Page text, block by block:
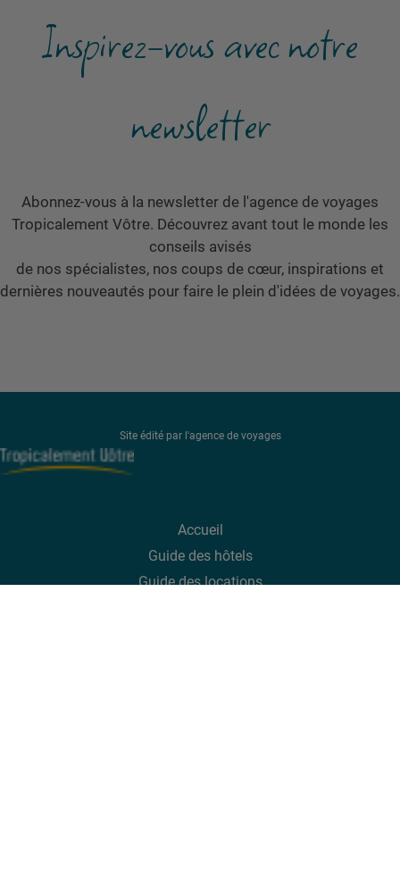
Inspirez-vous avec notre
newsletter
Abonnez-vous à la newsletter de l'agence de voyages
Tropicalement Vôtre. Découvrez avant tout le monde les
conseils avisés
de nos spécialistes, nos coups de cœur, inspirations et
dernières nouveautés pour faire le plein d'idées de voyages.
Site édité par l'agence de voyages
Accueil
Guide des hôtels
Guide deslocations